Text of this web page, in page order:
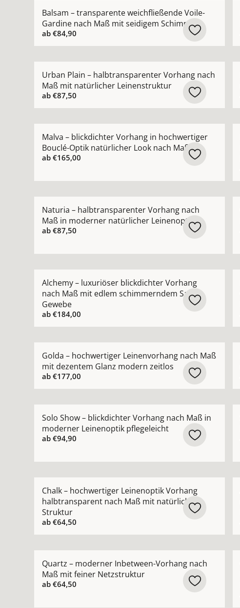
Balsam – transparente weichfließende Voile-
Gardine nach Maß mit seidigem Schimmer
ab €84,90
Urban Plain – halbtransparenter Vorhang nach
Maß mit natürlicher Leinenstruktur
ab €87,50
Malva – blickdichter Vorhang in hochwertiger
Bouclé-Optik natürlicher Look nach Maß
ab €165,00
Naturia – halbtransparenter Vorhang nach
Maß in moderner natürlicher Leinenoptik
ab €87,50
Alchemy – luxuriöser blickdichter Vorhang
nach Maß mit edlem schimmerndem Satin-
Gewebe
ab €184,00
Golda – hochwertiger Leinenvorhang nach Maß
mit dezentem Glanz modern zeitlos
ab €177,00
Solo Show – blickdichter Vorhang nach Maß in
moderner Leinenoptik pflegeleicht
ab €94,90
Chalk – hochwertiger Leinenoptik Vorhang
halbtransparent nach Maß mit natürlicher
Struktur
ab €64,50
Quartz – moderner Inbetween-Vorhang nach
Maß mit feiner Netzstruktur
ab €64,50